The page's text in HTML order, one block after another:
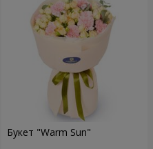
Букет "Warm Sun"